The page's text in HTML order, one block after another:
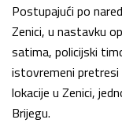
Postupajući po
Zenici, u nastavku
satima, policijski
istovremeni pretresi
lokacije u Zenici,
Brijegu.